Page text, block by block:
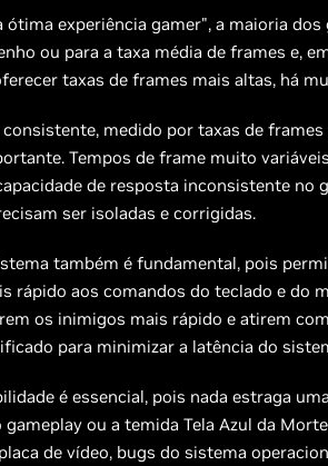
experiência gamer", a maioria
ou para a taxa média de frames e,
taxas de frames mais altas, há
consistente, medido por taxas de
Tempos de frame muito
de resposta inconsistente no
ser isoladas e corrigidas.
também é fundamental, pois
rápido aos comandos do teclado e do
os inimigos mais rápido e atirem
para minimizar a latência do
é essencial, pois nada estraga
ou a temida Tela Azul da
de vídeo, bugs do sistema